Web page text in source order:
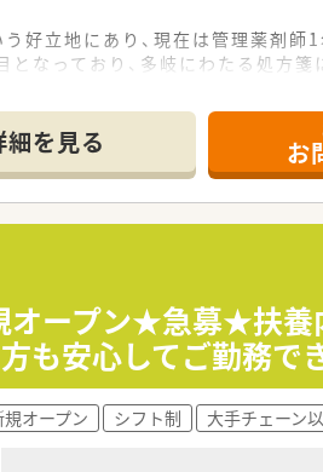
好立地にあり、現在は管理薬剤師
なっており、多岐にわたる処方箋
展開しており、地域住民に信頼さ
るため、遠方への無理な異動は
ため、急な欠員が発生した際に
切にしているため、経営陣との
層が在籍しており、お互いを尊
いう誠実な方針を掲げており、ス
細を見る お
オープン★急募★扶
安心してご勤務で
規オープン シフト制 大手チェーン